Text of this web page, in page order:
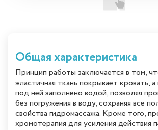
Общая характеристика
Принцип работы заключается в том,
эластичная ткань покрывает кровать,
под ней заполнено водой, позволяя
без погружения в воду, сохраняя все
свойства гидромассажа. Кроме того,
хромотерапия для усиления действия